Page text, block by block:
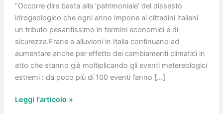
“Occorre dire basta alla ‘patrimoniale’ del dissesto
idrogeologico che ogni anno impone ai cittadini italiani
un tributo pesantissimo in termini economici e di
sicurezza.Frane e alluvioni in Italia continuano ad
aumentare anche per effetto dei cambiamenti climatici in
atto che stanno già moltiplicando gli eventi metereologici
estremi : da poco più di 100 eventi l’anno […]
Senza
messa
in
sicurezza
e’
tassa
a
perduto
Leggi l'articolo »